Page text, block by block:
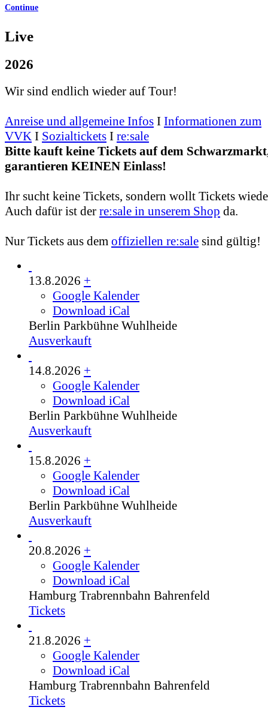
Continue
Live
2026
Wir sind endlich wieder auf Tour!
Anreise und allgemeine Infos I Informationen zum
VVK I Sozialtickets I re:sale
Bitte kauft keine Tickets auf dem
garantieren KEINEN Einlass!
Ihr sucht keine Tickets, sondern wollt Tickets
Auch dafür ist der re:sale in unserem Shop da.
Nur Tickets aus dem offiziellen re:sale sind gültig!
13.8.2026 +
Google Kalender
Download iCal
Berlin Parkbühne Wuhlheide
Ausverkauft
14.8.2026 +
Google Kalender
Download iCal
Berlin Parkbühne Wuhlheide
Ausverkauft
15.8.2026 +
Google Kalender
Download iCal
Berlin Parkbühne Wuhlheide
Ausverkauft
20.8.2026 +
Google Kalender
Download iCal
Hamburg Trabrennbahn Bahrenfeld
Tickets
21.8.2026 +
Google Kalender
Download iCal
Hamburg Trabrennbahn Bahrenfeld
Tickets